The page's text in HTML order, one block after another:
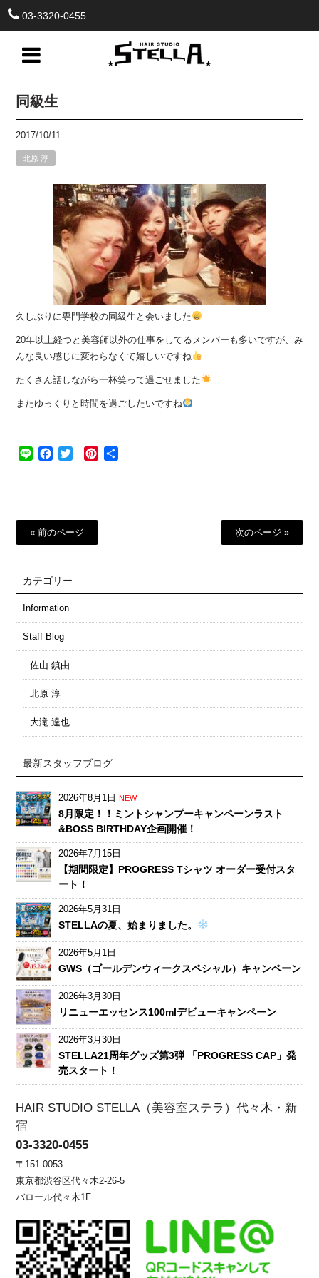
03-3320-0455
同級生
2017/10/11
北原 淳
久しぶりに専門学校の同級生と会いました
20年以上経つと美容師以外の仕事をしてるメンバーも多いですが、み
んな良い感じに変わらなくて嬉しいですね
たくさん話しながら一杯笑って過ごせました
またゆっくりと時間を過ごしたいですね
Line Facebook
Twitter Pinterest
« 前のページ 次のページ »
カテゴリー
Information
Staff Blog
佐山 鎮由
北原 淳
大滝 達也
最新スタッフブログ
2026年8月1日 NEW
8月限定！！ミントシャンプーキャンペーンラスト
&BOSS BIRTHDAY企画開催！
2026年7月15日
【期間限定】PROGRESS Tシャツ オーダー受付スタ
ート！
2026年5月31日
STELLAの夏、始まりました。
2026年5月1日
GWS（ゴールデンウィークスペシャル）キャンペーン
2026年3月30日
リニューエッセンス100mlデビューキャンペーン
2026年3月30日
STELLA21周年グッズ第3弾 「PROGRESS CAP」発
売スタート！
HAIR STUDIO STELLA（美容室ステラ）代々木・新
宿
03-3320-0455
〒151-0053
東京都渋谷区代々木2-26-5
バロール代々木1F